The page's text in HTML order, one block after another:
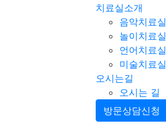
치료실소개
음악치료실
놀이치료실
언어치료실
미술치료실
오시는길
오시는 길
방문상담신청